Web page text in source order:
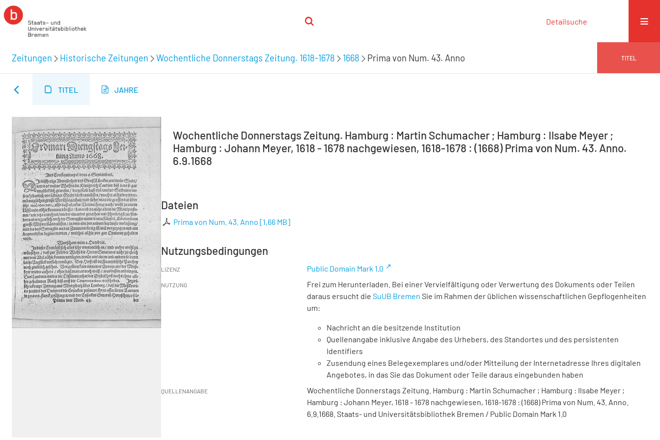
Detailsuche
Zeitungen Historische Zeitungen Wochentliche Donnerstags Zeitung. 1618-1678 1668 Prima von Num. 43. Anno TITEL
TITEL JAHRE
Wochentliche Donnerstags Zeitung. Hamburg : Martin Schumacher ; Hamburg : Ilsabe Meyer ;
Hamburg : Johann Meyer, 1618 - 1678 nachgewiesen, 1618-1678 : (1668) Prima von Num. 43. Anno.
6.9.1668
Dateien
Prima von Num. 43. Anno [1,66 MB]
Nutzungsbedingungen
LIZENZ Public Domain Mark 1.0
NUTZUNG
Frei zum Herunterladen. Bei einer Vervielfältigung oder Verwertung des Dokuments oder Teilen
daraus ersucht die SuUB Bremen Sie im Rahmen der üblichen wissenschaftlichen Gepflogenheiten
um:
Nachricht an die besitzende Institution
Quellenangabe inklusive Angabe des Urhebers, des Standortes und des persistenten
Identifiers
Zusendung eines Belegexemplares und/oder Mitteilung der Internetadresse Ihres digitalen
Angebotes, in das Sie das Dokument oder Teile daraus eingebunden haben
QUELLENANGABE
Wochentliche Donnerstags Zeitung. Hamburg : Martin Schumacher ; Hamburg : Ilsabe Meyer ;
Hamburg : Johann Meyer, 1618 - 1678 nachgewiesen, 1618-1678 : (1668) Prima von Num. 43. Anno.
6.9.1668. Staats- und Universitätsbibliothek Bremen / Public Domain Mark 1.0